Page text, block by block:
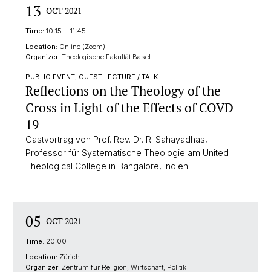
13 OCT 2021
Time: 10:15 - 11:45
Location: Online (Zoom)
Organizer: Theologische Fakultät Basel
PUBLIC EVENT, GUEST LECTURE / TALK
Reflections on the Theology of the
Cross in Light of the Effects of COVD-
19
Gastvortrag von Prof. Rev. Dr. R. Sahayadhas,
Professor für Systematische Theologie am United
Theological College in Bangalore, Indien
05 OCT 2021
Time: 20:00
Location: Zürich
Organizer: Zentrum für Religion, Wirtschaft, Politik